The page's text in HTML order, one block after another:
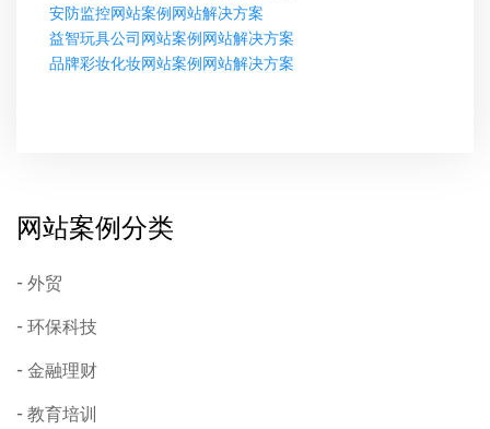
安防监控网站案例网站解决方案
益智玩具公司网站案例网站解决方案
品牌彩妆化妆网站案例网站解决方案
网站案例分类
外贸
环保科技
金融理财
教育培训